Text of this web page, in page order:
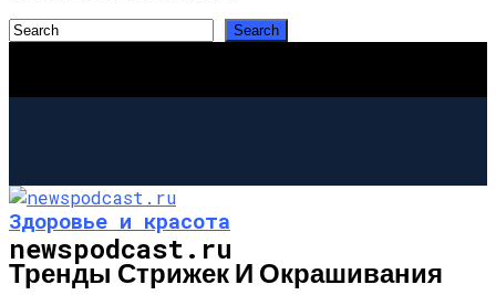
newspodcast.ru
Здоровье и красота
Тренды Стрижек И Окрашивания